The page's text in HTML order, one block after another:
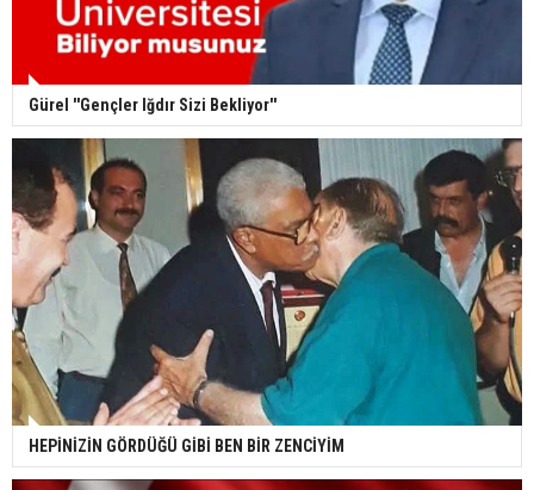
Gürel ''Gençler Iğdır Sizi Bekliyor''
HEPİNİZİN GÖRDÜĞÜ GİBİ BEN BİR ZENCİYİM